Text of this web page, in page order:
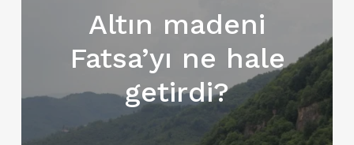
Altın madeni
Fatsa’yı ne hale
getirdi?